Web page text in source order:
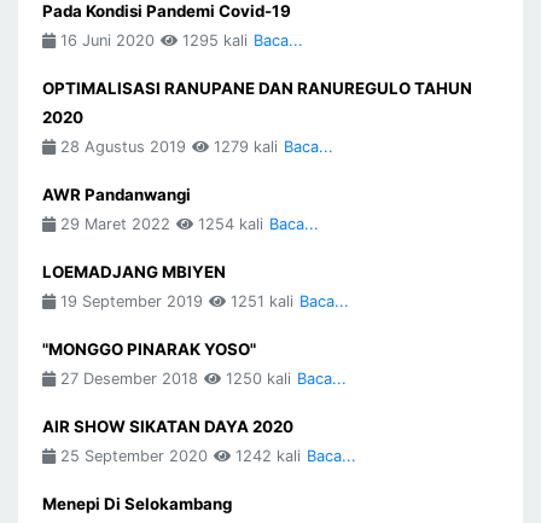
Pada Kondisi Pandemi Covid-19
16 Juni 2020 1295 kali Baca...
OPTIMALISASI RANUPANE DAN RANUREGULO TAHUN
2020
28 Agustus 2019 1279 kali Baca...
AWR Pandanwangi
29 Maret 2022 1254 kali Baca...
LOEMADJANG MBIYEN
19 September 2019 1251 kali Baca...
"MONGGO PINARAK YOSO"
27 Desember 2018 1250 kali Baca...
AIR SHOW SIKATAN DAYA 2020
25 September 2020 1242 kali Baca...
Menepi Di Selokambang